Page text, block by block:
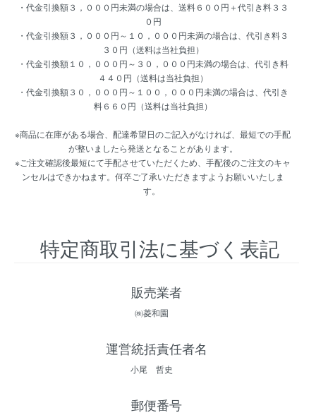
・代金引換額３，０００円未満の場合は、送料６００円＋代引き料３３
０円
・代金引換額３，０００円～１０，０００円未満の場合は、代引き料３
３０円（送料は当社負担）
・代金引換額１０，０００円～３０，０００円未満の場合は、代引き料
４４０円（送料は当社負担）
・代金引換額３０，０００円～１００，０００円未満の場合は、代引き
料６６０円（送料は当社負担）
※商品に在庫がある場合、配達希望日のご記入がなければ、最短での手配
が整いましたら発送となることがあります。
※ご注文確認後最短にて手配させていただくため、手配後のご注文のキャ
ンセルはできかねます。何卒ご了承いただきますようお願いいたしま
す。
特定商取引法に基づく表記
販売業者
㈱菱和園
運営統括責任者名
小尾 哲史
郵便番号